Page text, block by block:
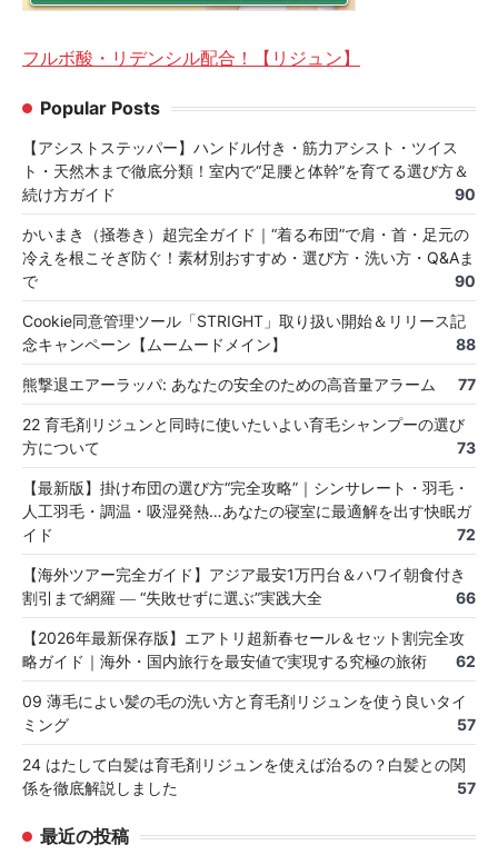
フルボ酸・リデンシル配合！【リジュン】
Popular Posts
【アシストステッパー】ハンドル付き・筋力アシスト・ツイス
ト・天然木まで徹底分類！室内で“足腰と体幹”を育てる選び方＆
続け方ガイド
90
かいまき（掻巻き）超完全ガイド｜“着る布団”で肩・首・足元の
冷えを根こそぎ防ぐ！素材別おすすめ・選び方・洗い方・Q&Aま
で
90
Cookie同意管理ツール「STRIGHT」取り扱い開始＆リリース記
念キャンペーン【ムームードメイン】
88
熊撃退エアーラッパ: あなたの安全のための高音量アラーム 77
22 育毛剤リジュンと同時に使いたいよい育毛シャンプーの選び
方について
73
【最新版】掛け布団の選び方“完全攻略”｜シンサレート・羽毛・
人工羽毛・調温・吸湿発熱…あなたの寝室に最適解を出す快眠ガ
イド
72
【海外ツアー完全ガイド】アジア最安1万円台＆ハワイ朝食付き
割引まで網羅 ― “失敗せずに選ぶ”実践大全
66
【2026年最新保存版】エアトリ超新春セール＆セット割完全攻
略ガイド｜海外・国内旅行を最安値で実現する究極の旅術
62
09 薄毛によい髪の毛の洗い方と育毛剤リジュンを使う良いタイ
ミング
57
24 はたして白髪は育毛剤リジュンを使えば治るの？白髪との関
係を徹底解説しました
57
最近の投稿